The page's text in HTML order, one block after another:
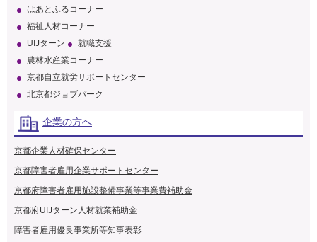
はあとふるコーナー
福祉人材コーナー
UIJターン
就職支援
農林水産業コーナー
京都自立就労サポートセンター
北京都ジョブパーク
企業の方へ
京都企業人材確保センター
京都障害者雇用企業サポートセンター
京都府障害者雇用施設整備事業等事業費補助金
京都府UIJターン人材就業補助金
障害者雇用優良事業所等知事表彰